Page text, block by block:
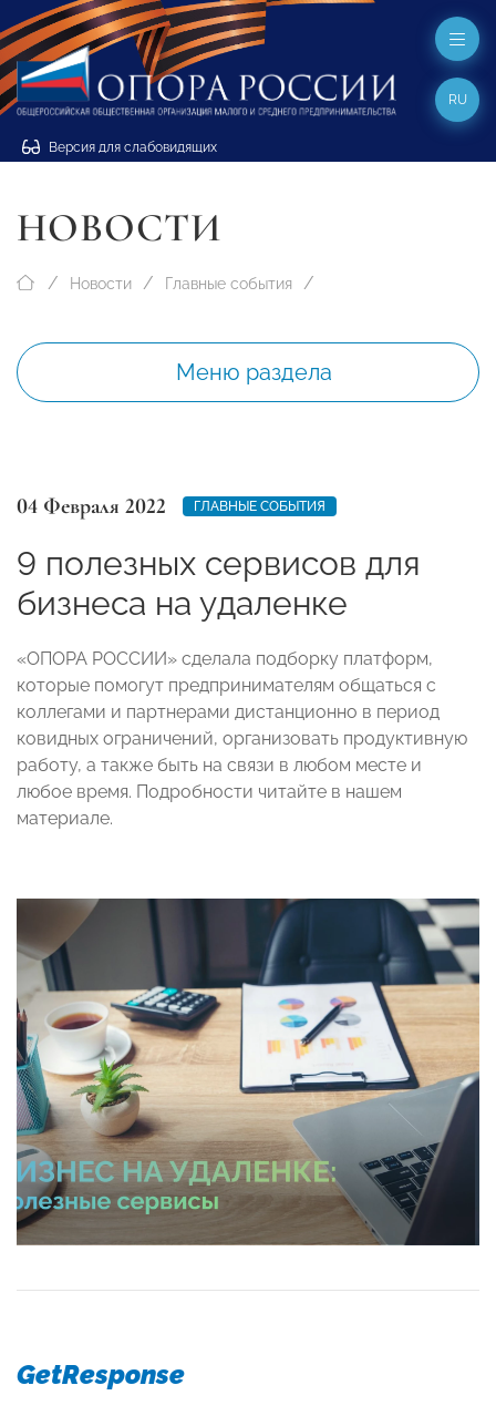
Версия для слабовидящих
RU
НОВОСТИ
Новости Главные события
Меню раздела
04 Февраля 2022 ГЛАВНЫЕ СОБЫТИЯ
9 полезных сервисов для
бизнеса на удаленке
«ОПОРА РОССИИ» сделала подборку платформ,
которые помогут предпринимателям общаться с
коллегами и партнерами дистанционно в период
ковидных ограничений, организовать продуктивную
работу, а также быть на связи в любом месте и
любое время. Подробности читайте в нашем
материале.
GetResponse